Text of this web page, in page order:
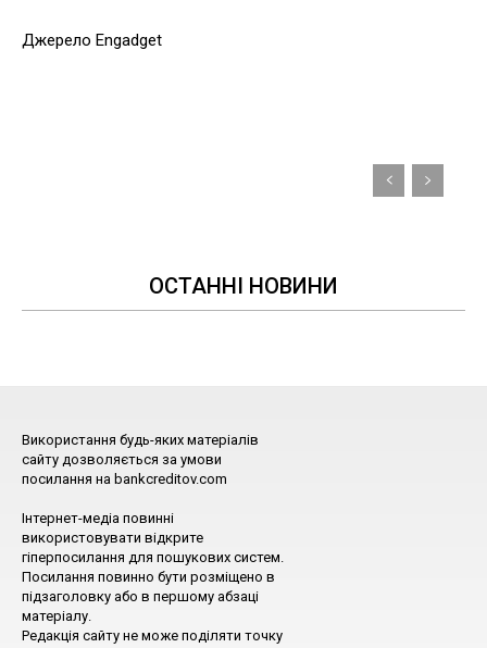
Джерело Engadget
ОСТАННІ НОВИНИ
Використання будь-яких матеріалів
сайту дозволяється за умови
посилання на bankcreditov.com
Інтернет-медіа повинні
використовувати відкрите
гіперпосилання для пошукових систем.
Посилання повинно бути розміщено в
підзаголовку або в першому абзаці
матеріалу.
Редакція сайту не може поділяти точку